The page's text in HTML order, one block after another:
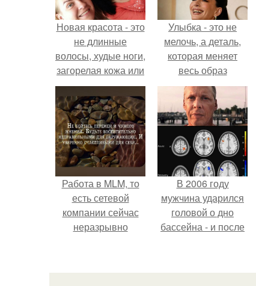
Новая красота - это
не длинные
волосы, худые ноги,
загорелая кожа или
идеальные зубы.
Улыбка - это не
мелочь, а деталь,
которая меняет
весь образ
человека.
Работа в MLM, то
есть сетевой
компании сейчас
неразрывно
своей страницы в
В 2006 году
мужчина ударился
головой о дно
бассейна - и после
странным образом.